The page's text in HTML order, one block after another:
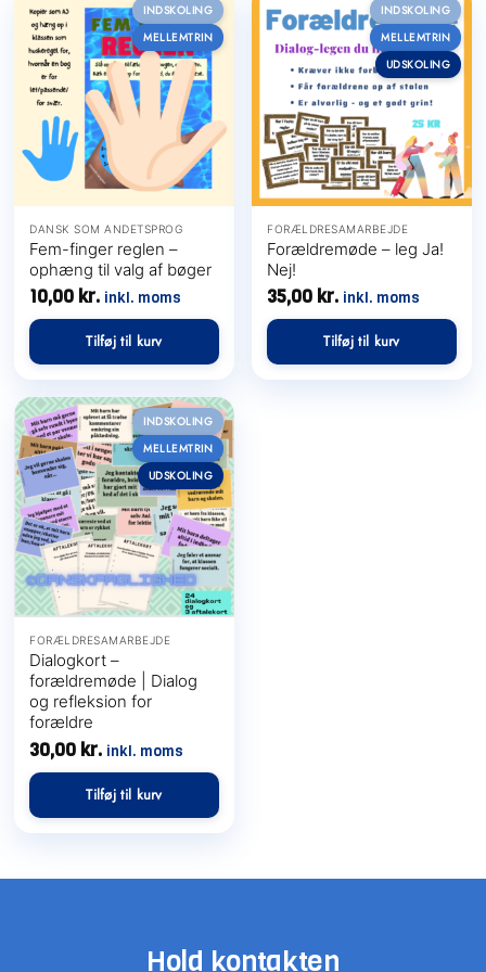
INDSKOLING
MELLEMTRIN
DANSK SOM ANDETSPROG
Fem-finger reglen –
ophæng til valg af bøger
10,00 kr. inkl. moms
Tilføj til kurv
INDSKOLING
MELLEMTRIN
UDSKOLING
FORÆLDRESAMARBEJDE
Forældremøde – leg Ja!
Nej!
35,00 kr. inkl. moms
Tilføj til kurv
INDSKOLING
MELLEMTRIN
UDSKOLING
FORÆLDRESAMARBEJDE
Dialogkort –
forældremøde | Dialog
og refleksion for
forældre
30,00 kr. inkl. moms
Tilføj til kurv
Hold kontakten
Få mere ud af din
undervisning
Vælg det medlemskab der passer til dig — og spar